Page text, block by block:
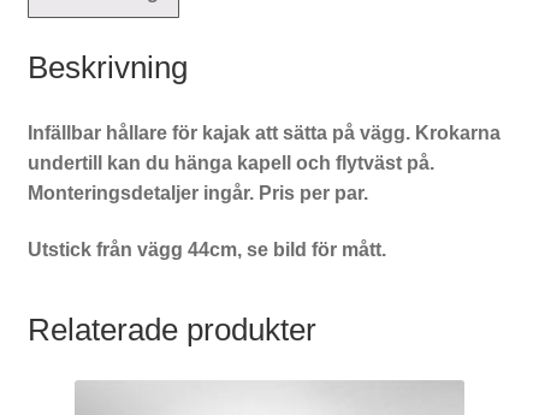
Beskrivning
Infällbar hållare för kajak att sätta på vägg. Krokarna
undertill kan du hänga kapell och flytväst på.
Monteringsdetaljer ingår. Pris per par.
Utstick från vägg 44cm, se bild för mått.
Relaterade produkter